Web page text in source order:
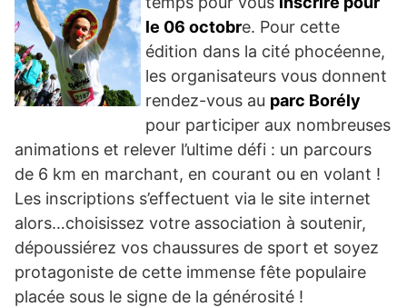
le 06 octobre. Pour cette
édition dans la cité phocéenne,
les organisateurs vous donnent
rendez-vous au parc Borély
pour participer aux nombreuses
animations et relever l’ultime défi : un parcours
de 6 km en marchant, en courant ou en volant !
Les inscriptions s’effectuent via le site internet
alors…choisissez votre association à soutenir,
dépoussiérez vos chaussures de sport et soyez
protagoniste de cette immense fête populaire
placée sous le signe de la générosité !